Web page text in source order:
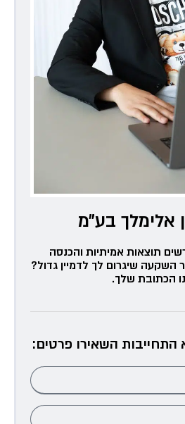
אלימלך בע״מ
תוצאות אמיתיות והכנסה
שיגרום לך לדמיין גדול?
הכתובת שלך.
התחייבות השאירו פרטים: